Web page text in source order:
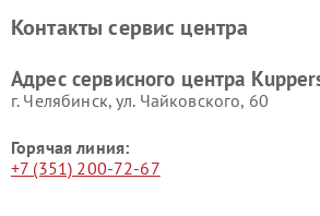
Kuppersbusch
Ремонт сушильных машин
Контакты сервис центра
Адрес сервисного центра
г. Челябинск, ул. Чайковского, 60
Горячая линия:
+7 (351) 200-72-67